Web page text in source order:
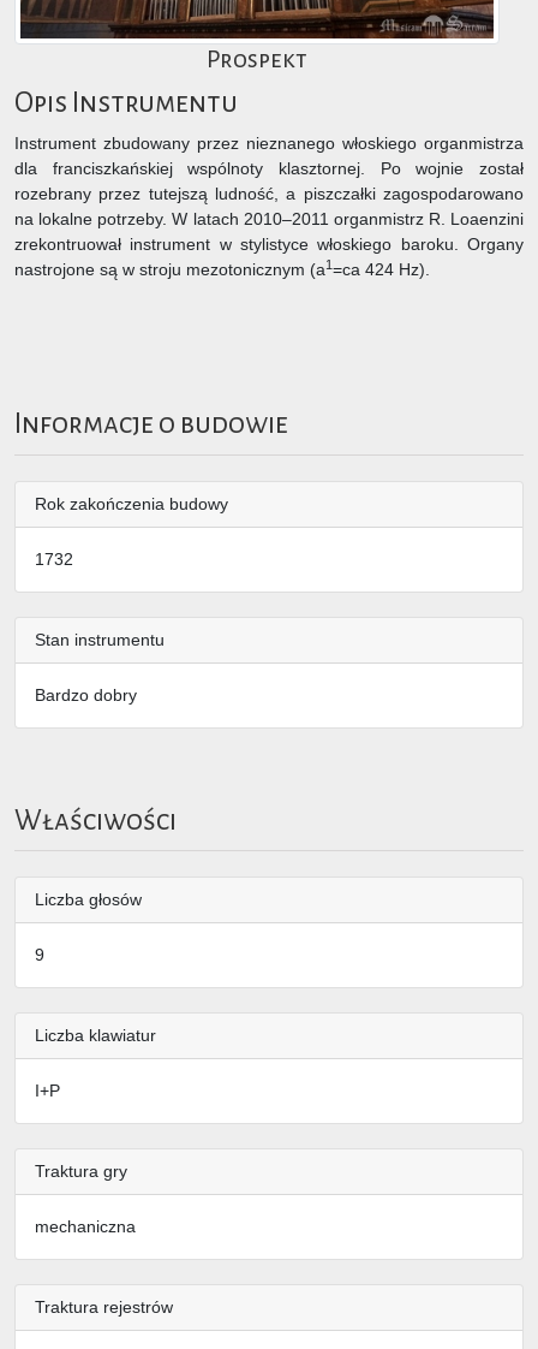
Prospekt
Opis Instrumentu
Instrument zbudowany przez nieznanego włoskiego organmistrza
dla franciszkańskiej wspólnoty klasztornej. Po wojnie został
rozebrany przez tutejszą ludność, a piszczałki zagospodarowano
na lokalne potrzeby. W latach 2010–2011 organmistrz R. Loaenzini
zrekontruował instrument w stylistyce włoskiego baroku. Organy
nastrojone są w stroju mezotonicznym (a1=ca 424 Hz).
Informacje o budowie
Rok zakończenia budowy
1732
Stan instrumentu
Bardzo dobry
Właściwości
Liczba głosów
9
Liczba klawiatur
I+P
Traktura gry
mechaniczna
Traktura rejestrów